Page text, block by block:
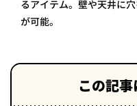
る アイテム。壁や天井に
が可能。
この記